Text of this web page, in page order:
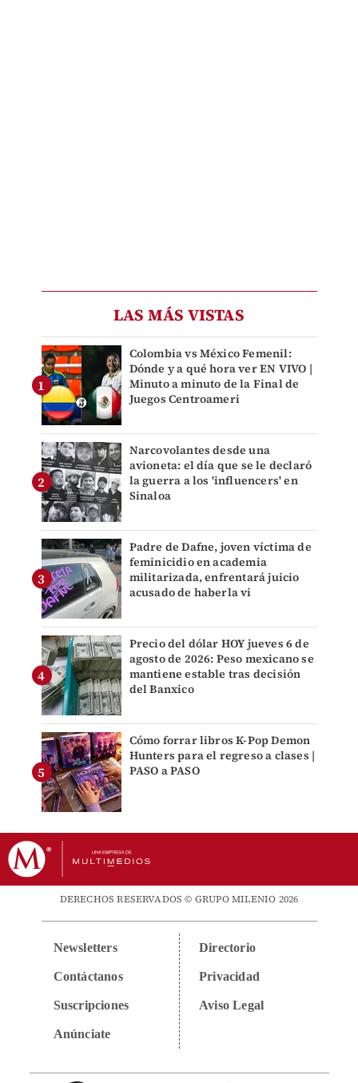
LAS MÁS VISTAS
Colombia vs México Femenil:
Dónde y a qué hora ver EN VIVO |
Minuto a minuto de la Final de
Juegos Centroameri
Narcovolantes desde una
avioneta: el día que se le declaró
la guerra a los 'influencers' en
Sinaloa
Padre de Dafne, joven víctima de
feminicidio en academia
militarizada, enfrentará juicio
acusado de haberla vi
Precio del dólar HOY jueves 6 de
agosto de 2026: Peso mexicano se
mantiene estable tras decisión
del Banxico
Cómo forrar libros K-Pop Demon
Hunters para el regreso a clases |
PASO a PASO
DERECHOS RESERVADOS © GRUPO MILENIO 2026
Newsletters
Contáctanos
Suscripciones
Anúnciate
Directorio
Privacidad
Aviso Legal